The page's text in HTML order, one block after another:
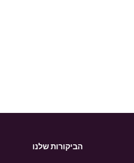
הביקורות שלנו